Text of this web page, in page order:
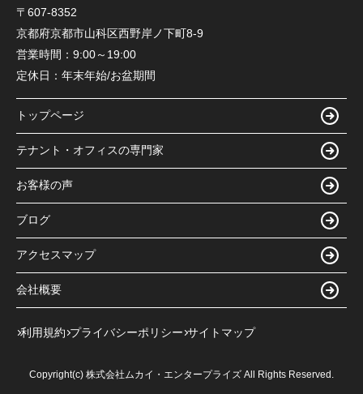
〒607-8352
京都府京都市山科区西野岸ノ下町8-9
営業時間： 9:00～19:00
定休日： 年末年始/お盆期間
トップページ
テナント・オフィスの専門家
お客様の声
ブログ
アクセスマップ
会社概要
利用規約 プライバシーポリシー サイトマップ
Copyright(c) 株式会社ムカイ・エンタープライズ All Rights Reserved.